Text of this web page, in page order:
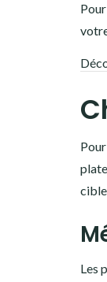
Les